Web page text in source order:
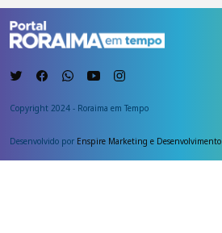
Copyright 2024 - Roraima em Tempo
Desenvolvido por Enspire Marketing e Desenvolvimento